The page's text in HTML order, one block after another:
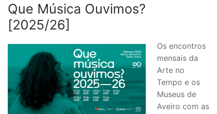
Que Música Ouvimos?
[2025/26]
Os encontros
mensais da
Arte no
Tempo e os
Museus de
Aveiro com as